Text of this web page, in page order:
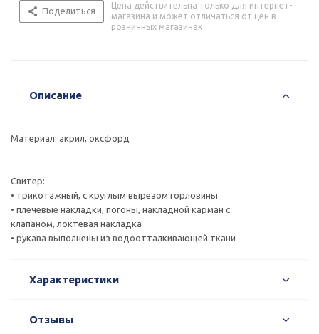
Поделиться
Цена действительна только для интернет-
магазина и может отличаться от цен в
розничных магазинах
Описание
Материал: акрил, оксфорд
Свитер:
• трикотажный, с круглым вырезом горловины
• плечевые накладки, погоны, накладной карман с
клапаном, локтевая накладка
• рукава выполнены из водоотталкивающей ткани
Характеристики
Отзывы